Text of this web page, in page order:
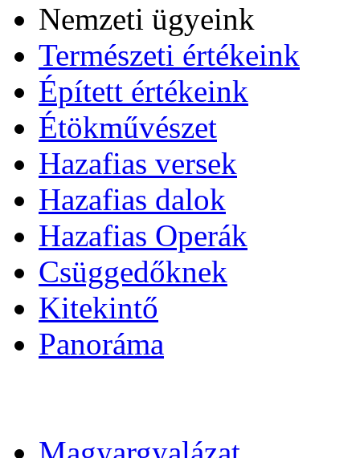
Nemzeti ügyeink
Természeti értékeink
Épített értékeink
Étökművészet
Hazafias versek
Hazafias dalok
Hazafias Operák
Csüggedőknek
Kitekintő
Panoráma